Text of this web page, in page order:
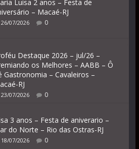
Luisa 2 anos – Festa de
– Macaé-RJ
26/07/2026 0
Destaque 2026 – jul/26 –
os Melhores – AABB – Ô
Gastronomia – Cavaleiros –
RJ
23/07/2026 0
3 anos – Festa de aniverario –
do Norte – Rio das Ostras-RJ
18/07/2026 0